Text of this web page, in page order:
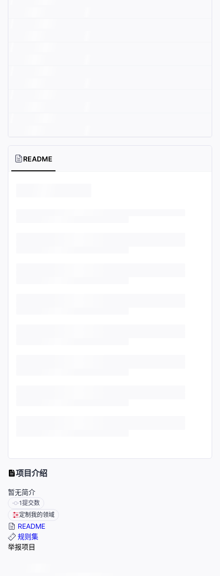
README
项目介绍
暂无简介
1提交数
定制我的领域
README
规则集
举报项目